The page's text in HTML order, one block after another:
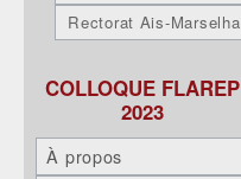
Rectorat Ais-Marselha
COLLOQUE FLAREP
2023
À propos